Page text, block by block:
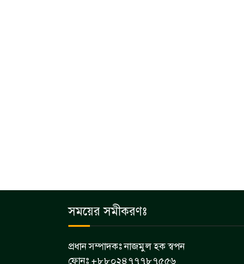
সময়ের সমীকরণঃ
প্রধান সম্পাদকঃ নাজমুল হক স্বপন
ফোনঃ +৮৮০২৪৭৭৭৮৭৫৫৬